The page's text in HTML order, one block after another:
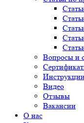
Вопросы и
Видео
Отзывы
Вакансии
О нас